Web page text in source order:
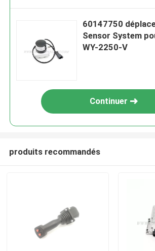
60147750
Sensor System
WY-2250-V
Continuer
produits recommandés